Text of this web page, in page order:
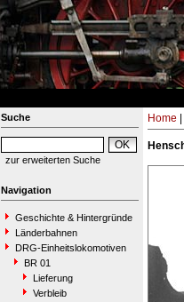
Suche
zur erweiterten Suche
Navigation
Geschichte & Hintergründe
Länderbahnen
DRG-Einheitslokomotiven
BR 01
Lieferung
Verbleib
Home